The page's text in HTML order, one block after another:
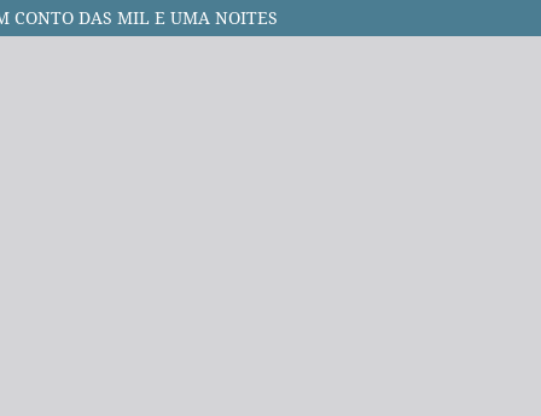
CONTO DAS MIL E UMA NOITES